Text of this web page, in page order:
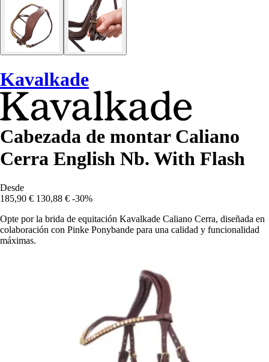
Kavalkade
Cabezada de montar Caliano
Cerra English Nb. With Flash
Desde
185,90 € 130,88 € -30%
Opte por la brida de equitación Kavalkade Caliano Cerra, diseñada en
colaboración con Pinke Ponybande para una calidad y funcionalidad
máximas.